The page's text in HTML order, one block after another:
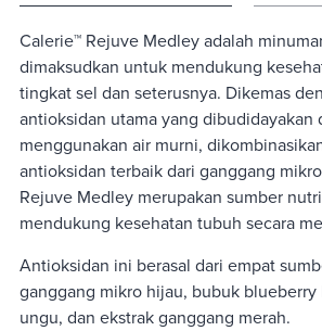
Calerie™ Rejuve Medley adalah
dimaksudkan untuk mendukung
tingkat sel dan seterusnya. Dikemas
antioksidan utama yang dibudidayakan
menggunakan air murni,
antioksidan terbaik dari ganggang
Rejuve Medley merupakan sumber
mendukung kesehatan tubuh secara
Antioksidan ini berasal dari empat
ganggang mikro hijau, bubuk
ungu, dan ekstrak ganggang merah.